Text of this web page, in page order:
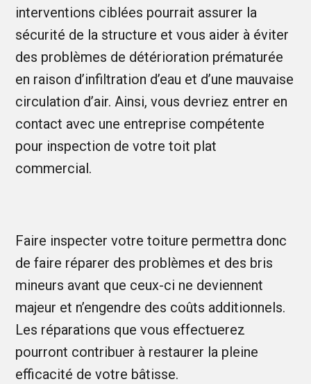
interventions ciblées pourrait assurer la
sécurité de la structure et vous aider à éviter
des problèmes de détérioration prématurée
en raison d’infiltration d’eau et d’une mauvaise
circulation d’air. Ainsi, vous devriez entrer en
contact avec une entreprise compétente
pour inspection de votre toit plat
commercial.
Faire inspecter votre toiture permettra donc
de faire réparer des problèmes et des bris
mineurs avant que ceux-ci ne deviennent
majeur et n’engendre des coûts additionnels.
Les réparations que vous effectuerez
pourront contribuer à restaurer la pleine
efficacité de votre bâtisse.